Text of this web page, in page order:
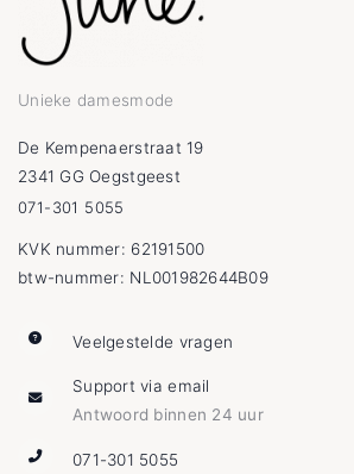
Unieke damesmode
De Kempenaerstraat 19
2341 GG Oegstgeest
071-301 5055
KVK nummer: 62191500
btw-nummer: NL001982644B09
Veelgestelde vragen
Support via email
Antwoord binnen 24 uur
071-301 5055